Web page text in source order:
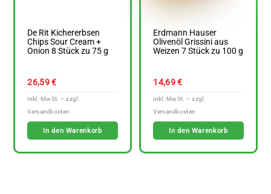
De Rit Kichererbsen
Chips Sour Cream +
Onion 8 Stück zu 75 g
26,59€
In den Warenkorb
Erdmann Hauser
Olivenöl Grissini aus
Weizen 7 Stück zu 100 g
14,69€
In den Warenkorb